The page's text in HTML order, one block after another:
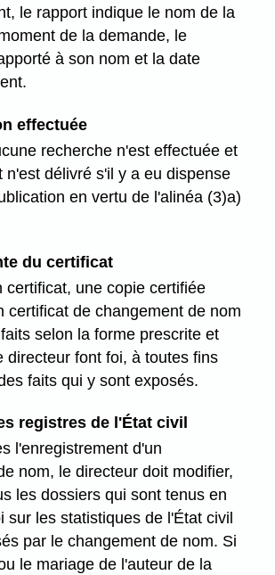
le rapport indique le nom de la
de la demande, le
à son nom et la date
effectuée
recherche n'est effectuée et
n'est délivré s'il y a eu dispense
en vertu de l'alinéa (3)a)
du certificat
certificat, une copie certifiée
certificat de changement de nom
selon la forme prescrite et
directeur font foi, à toutes fins
faits qui y sont exposés.
registres de l'État civil
l'enregistrement d'un
nom, le directeur doit modifier,
les dossiers qui sont tenus en
sur les statistiques de l'État civil
par le changement de nom. Si
le mariage de l'auteur de la